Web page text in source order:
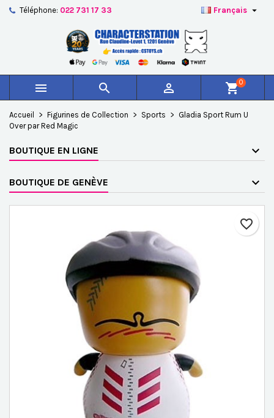
Téléphone: 022 731 17 33 Français 
   shopping_cart0
Accueil Figurines de Collection Sports
Gladia Sport Rum U
Over par Red Magic
BOUTIQUE EN LIGNE
BOUTIQUE DE GENÈVE
favorite_border
Créer une nouvelle liste
Nom de la liste d'envies
Annuler Créer une liste d'envies
Vous devez être connecté pour ajouter des produits à
votre liste d'envies.